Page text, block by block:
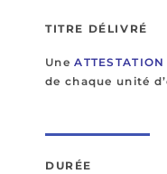
TITRE DÉLIVRÉ
Une
de chaque unité
DURÉE